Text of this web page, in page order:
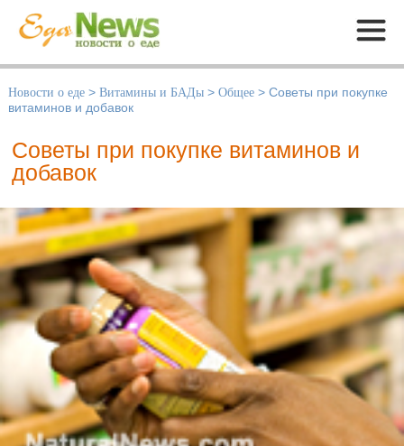
Меню
Новости о еде > Витамины и БАДы > Общее > Советы при покупке
витаминов и добавок
Советы при покупке витаминов и
добавок